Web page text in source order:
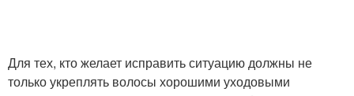
Для тех, кто желает исправить ситуацию должны не
только укреплять волосы хорошими уходовыми